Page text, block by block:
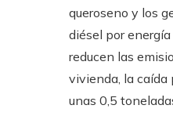
queroseno y los
diésel por energía
reducen las
vivienda, la caída
unas 0,5